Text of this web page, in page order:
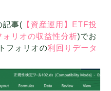
記事( 【資産運用】ETF投
ォリオの収益性分析)でお
フォリオの利回りデータ